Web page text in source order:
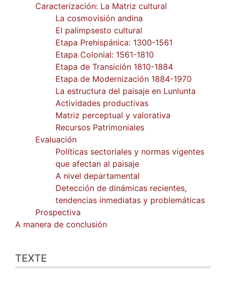
Caracterización: La Matriz cultural
La cosmovisión andina
El palimpsesto cultural
Etapa Prehispánica: 1300-1561
Etapa Colonial: 1561-1810
Etapa de Transición 1810-1884
Etapa de Modernización 1884-1970
La estructura del paisaje en Lunlunta
Actividades productivas
Matriz perceptual y valorativa
Recursos Patrimoniales
Evaluación
Políticas sectoriales y normas vigentes
que afectan al paisaje
A nivel departamental
Detección de dinámicas recientes,
tendencias inmediatas y problemáticas
Prospectiva
A manera de conclusión
TEXTE